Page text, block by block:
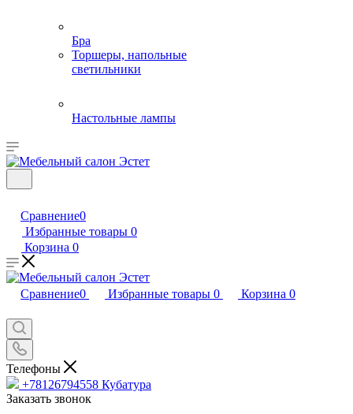
Бра
Торшеры, напольные
светильники
Настольные лампы
Сравнение0
Избранные товары 0
Корзина 0
Сравнение0 Избранные товары 0 Корзина 0
Телефоны
+78126794558 Кубатура
Заказать звонок